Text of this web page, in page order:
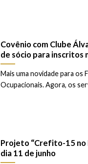
Covênio com Clube
de sócio para inscritos
Mais uma novidade para
Ocupacionais. Agora, os
Projeto “Crefito-15 no
dia 11 de junho